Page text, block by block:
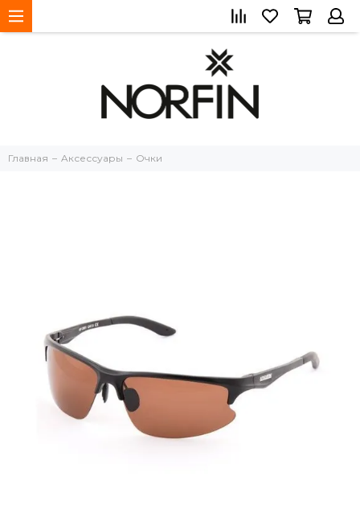
Главная Aксессуары Очки